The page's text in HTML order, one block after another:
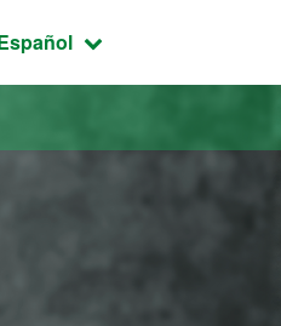
Idioma seleccionado: